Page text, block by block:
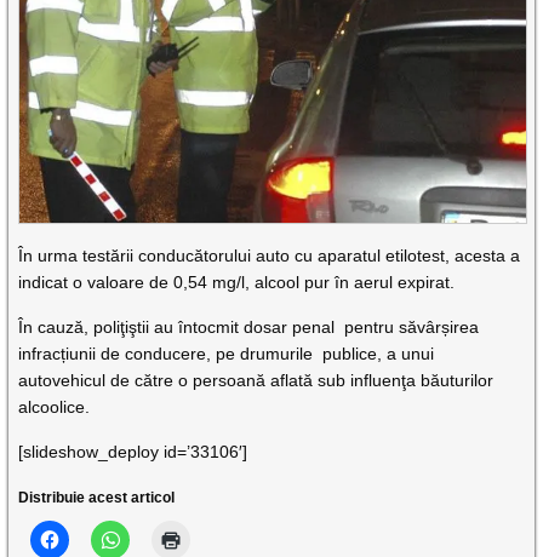
În urma testării conducătorului auto cu aparatul etilotest, acesta a
indicat o valoare de 0,54 mg/l, alcool pur în aerul expirat.
În cauză, poliţiştii au întocmit dosar penal pentru săvârșirea
infracțiunii de conducere, pe drumurile publice, a unui
autovehicul de către o persoană aflată sub influenţa băuturilor
alcoolice.
[slideshow_deploy id=’33106′]
Distribuie acest articol